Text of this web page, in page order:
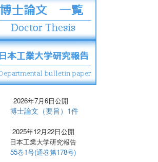
2026年7月6日公開
博士論文（要旨）1件
2025年12月22日公開
日本工業大学研究報告
55巻1号(通巻第178号)